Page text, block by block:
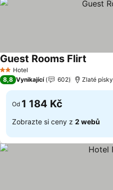
2 Počet hvězdiček
Hotel
Guest Rooms Flirt
8,8 Vynikající 602 Zlaté písky
Od 1 184 Kč
Zobrazte si ceny z 2 webů